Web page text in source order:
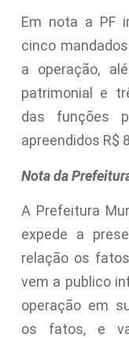
Em nota a PF
cinco
a operação,
patrimonial e
das funções
apreendidos R$
Nota da
A Prefeitura
expede a
relação os
vem a publico
operação em
os fatos, e